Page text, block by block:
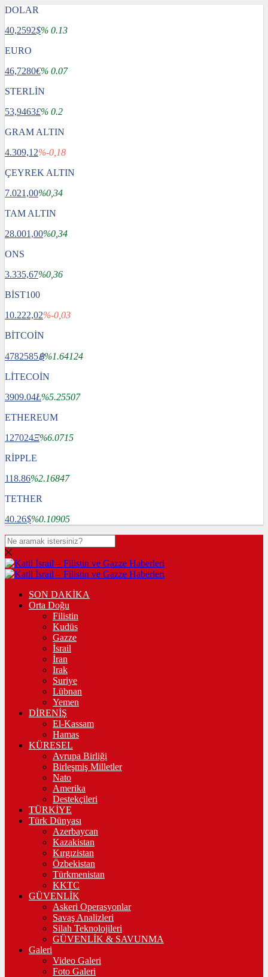
DOLAR
40,2592$% 0.13
EURO
46,7280€% 0.07
STERLİN
53,9463£% 0.2
GRAM ALTIN
4.309,12%-0,18
ÇEYREK ALTIN
7.021,00%0,34
TAM ALTIN
28.001,00%0,34
ONS
3.335,67%0,36
BİST100
10.222,02%-0,03
BİTCOİN
4782585฿%1.64124
LİTECOİN
3909.04Ł%5.25507
ETHEREUM
127024Ξ%6.0715
RİPPLE
118.86%2.16847
TETHER
40.26$%0.10905
SON DAKİKA
Orta Doğu
Filistin
Kudüs
Gazze
İsrail
İran
Irak
Suriye
Lübnan
Yemen
DİRENİŞ
El-Kassam
Hamas
KÜRESEL
Avrupa Birliği
Birleşmiş Milletler
Nato
Amerika
Destekçileri
TÜRKİYE
Türk Dünyası
Azerbaycan
Kazakistan
Kırgızistan
Özbekistan
Türkmenistan
KKTC
GÜVENLİK
Askeri Operasyonlar
Savaş Analizleri
Silah Teknolojileri
GÜVENLİK & SAVUNMA
Galeri
Video Galeri
Foto Galeri